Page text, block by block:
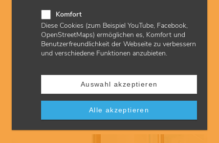
Komfort
Diese Cookies (zum Beispiel YouTube, Facebook,
OpenStreetMaps) ermöglichen es, Komfort und
Benutzerfreundlichkeit der Webseite zu verbessern
und verschiedene Funktionen anzubieten.
Auswahl akzeptieren
Alle akzeptieren
Praxismaterial bestellen
Vertragsärzte und psychologische Psychotherapeuten
benötigen verschiedenste Formulare. Bundesweit einheitliche
Vordruckmuster für Rezepte oder Überweisungen erleichtern
Praxen die Arbeit. Genau wie der Bestellservice der KVH.